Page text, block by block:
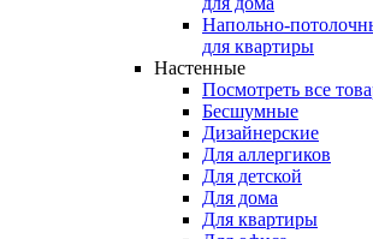
Напольно-
для квартиры
Настенные
Посмотреть все
Бесшумные
Дизайнерские
Для аллергиков
Для детской
Для дома
Для квартиры